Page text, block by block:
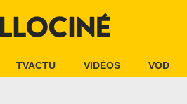
TVACTU VIDÉOS VOD